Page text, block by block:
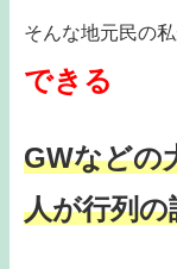
そんな地元民の
できる
GWなどの
人が行列